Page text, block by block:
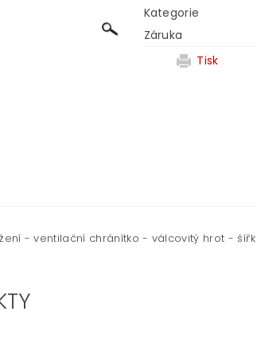
Kategorie
Záruka
Tisk
- ventilační chránítko - válcovitý hrot -